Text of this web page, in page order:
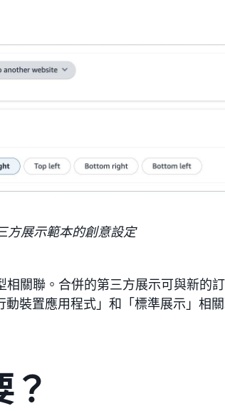
方展示範本的創意設定
關聯。合併的第三方展示可與新的
裝置應用程式」和「標準展示」相關